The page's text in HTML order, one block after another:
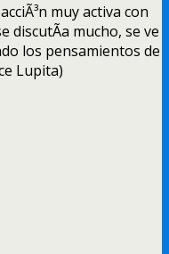
muy activa con
discutÃ­a mucho, se ve
los pensamientos de
Lupita)